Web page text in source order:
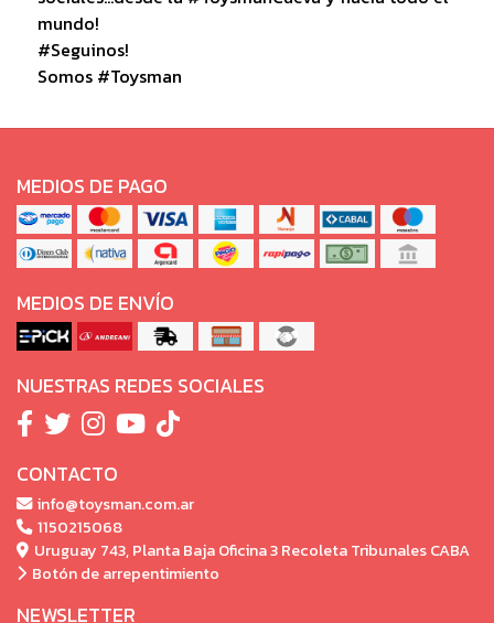
mundo!
#Seguinos!
Somos #Toysman
MEDIOS DE PAGO
MEDIOS DE ENVÍO
NUESTRAS REDES SOCIALES
CONTACTO
info@toysman.com.ar
1150215068
Uruguay 743, Planta Baja Oficina 3 Recoleta Tribunales CABA
Botón de arrepentimiento
NEWSLETTER